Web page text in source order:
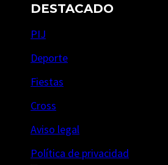
DESTACADO
PIJ
Deporte
Fiestas
Cross
Aviso legal
Política de privacidad